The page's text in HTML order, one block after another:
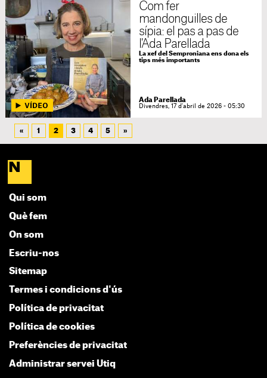
Com fer
mandonguilles de
sípia: el pas a pas de
l'Ada Parellada
La xef del Semproniana ens dona els
tips més importants
Ada Parellada
Divendres, 17 d'abril de 2026 - 05:30
« 1 2 3 4 5 »
Qui som
Què fem
On som
Escriu-nos
Sitemap
Termes i condicions d'ús
Política de privacitat
Política de cookies
Preferències de privacitat
Administrar servei Utiq